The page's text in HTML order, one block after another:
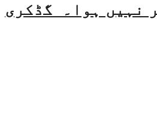
نہیں ہوا۔ گڈکری